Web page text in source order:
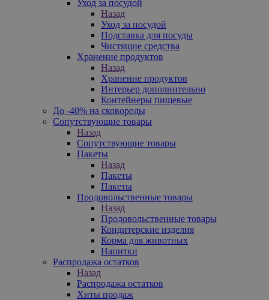
Уход за посудой
Назад
Уход за посудой
Подставка для посуды
Чистящие средства
Хранение продуктов
Назад
Хранение продуктов
Интерьер дополнительно
Контейнеры пищевые
До -40% на сковороды
Сопутствующие товары
Назад
Сопутствующие товары
Пакеты
Назад
Пакеты
Пакеты
Продовольственные товары
Назад
Продовольственные товары
Кондитерские изделия
Корма для животных
Напитки
Распродажа остатков
Назад
Распродажа остатков
Хиты продаж